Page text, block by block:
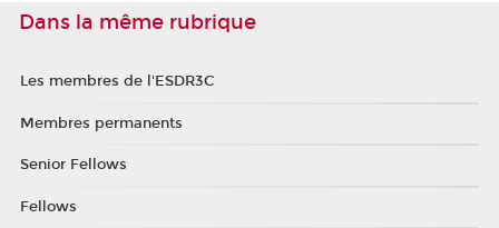
Dans la même rubrique
Les membres de l'ESDR3C
Membres permanents
Senior Fellows
Fellows